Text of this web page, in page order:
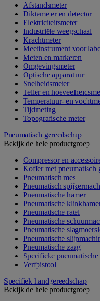
Afstandsmeter
Diktemeter en detector
Elektriciteitsmeter
Industriële weegschaal
Krachtmeter
Meetinstrument voor
Meten en markeren
Omgevingsmeter
Optische apparatuur
Snelheidsmeter
Teller en
Temperatuur- en
Tijdmeting
Topografische meter
Pneumatisch gereedschap
Bekijk de hele productgroep
Compressor en
Koffer met pneumatisch
Pneumatisch mes
Pneumatisch
Pneumatische hamer
Pneumatische
Pneumatische ratel
Pneumatische
Pneumatische
Pneumatische
Pneumatische zaag
Specifieke pneumatische
Verfpistool
Specifiek handgereedschap
Bekijk de hele productgroep